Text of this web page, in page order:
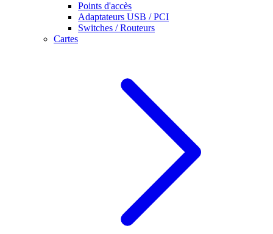
Points d'accès
Adaptateurs USB / PCI
Switches / Routeurs
Cartes